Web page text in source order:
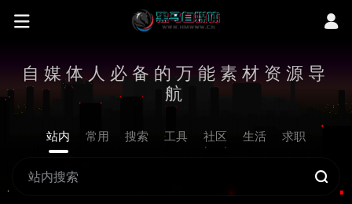
自媒体人必备的万能素材资源导
航
站内 常用 搜索 工具 社区 生活 求职